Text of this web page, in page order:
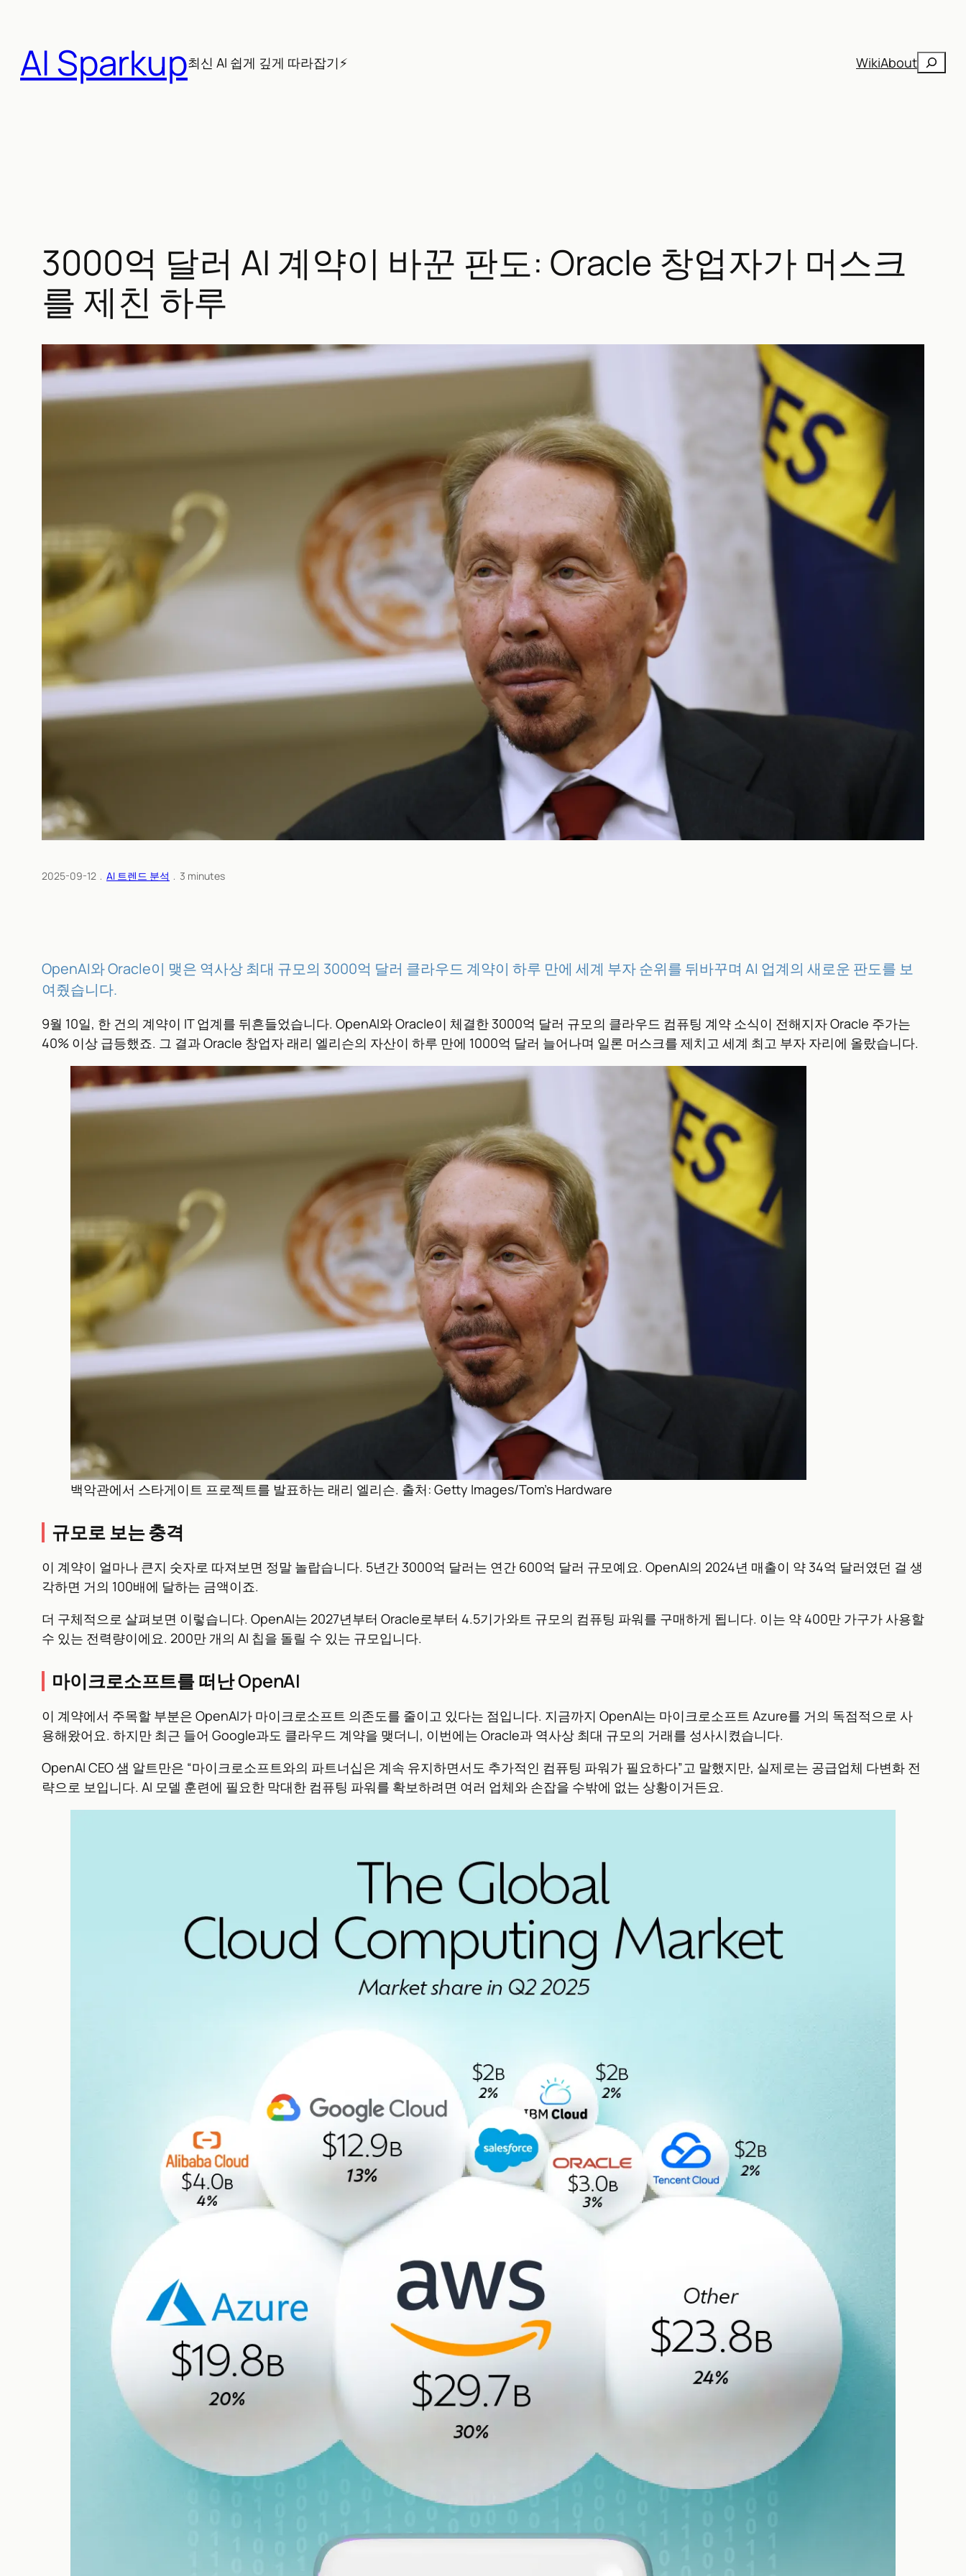
AI Sparkup최신 AI 쉽게 깊게 따라잡기⚡ WikiAbout검
3000억 달러 AI 계약이 바꾼 판도: Oracle 창업자가 머스크
를 제친 하루
2025-09-12 ﹒ AI 트렌드 분석 ﹒ 3 minutes
OpenAI와 Oracle이 맺은 역사상 최대 규모의 3000억 달러 클라우드 계약이 하루 만에 세계 부자 순위를 뒤바꾸며 AI 업계의 새로운 판도를 보
여줬습니다.
9월 10일, 한 건의 계약이 IT 업계를 뒤흔들었습니다. OpenAI와 Oracle이 체결한 3000억 달러 규모의 클라우드 컴퓨팅 계약 소식이 전해지자 Oracle 주가는
40% 이상 급등했죠. 그 결과 Oracle 창업자 래리 엘리슨의 자산이 하루 만에 1000억 달러 늘어나며 일론 머스크를 제치고 세계 최고 부자 자리에 올랐습니다.
백악관에서 스타게이트 프로젝트를 발표하는 래리 엘리슨. 출처: Getty Images/Tom’s Hardware
규모로 보는 충격
이 계약이 얼마나 큰지 숫자로 따져보면 정말 놀랍습니다. 5년간 3000억 달러는 연간 600억 달러 규모예요. OpenAI의 2024년 매출이 약 34억 달러였던 걸 생
각하면 거의 100배에 달하는 금액이죠.
더 구체적으로 살펴보면 이렇습니다. OpenAI는 2027년부터 Oracle로부터 4.5기가와트 규모의 컴퓨팅 파워를 구매하게 됩니다. 이는 약 400만 가구가 사용할
수 있는 전력량이에요. 200만 개의 AI 칩을 돌릴 수 있는 규모입니다.
마이크로소프트를 떠난 OpenAI
이 계약에서 주목할 부분은 OpenAI가 마이크로소프트 의존도를 줄이고 있다는 점입니다. 지금까지 OpenAI는 마이크로소프트 Azure를 거의 독점적으로 사
용해왔어요. 하지만 최근 들어 Google과도 클라우드 계약을 맺더니, 이번에는 Oracle과 역사상 최대 규모의 거래를 성사시켰습니다.
OpenAI CEO 샘 알트만은 “마이크로소프트와의 파트너십은 계속 유지하면서도 추가적인 컴퓨팅 파워가 필요하다”고 말했지만, 실제로는 공급업체 다변화 전
략으로 보입니다. AI 모델 훈련에 필요한 막대한 컴퓨팅 파워를 확보하려면 여러 업체와 손잡을 수밖에 없는 상황이거든요.